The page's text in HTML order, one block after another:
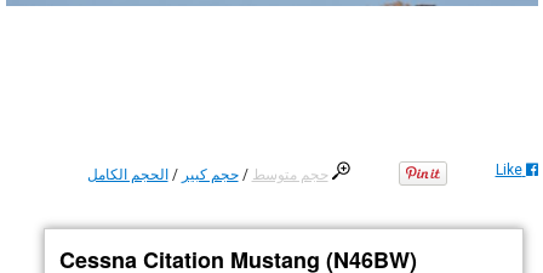
حجم متوسط /حجم كبير /الحجم الكامل Like
Cessna Citation Mustang (N46BW)